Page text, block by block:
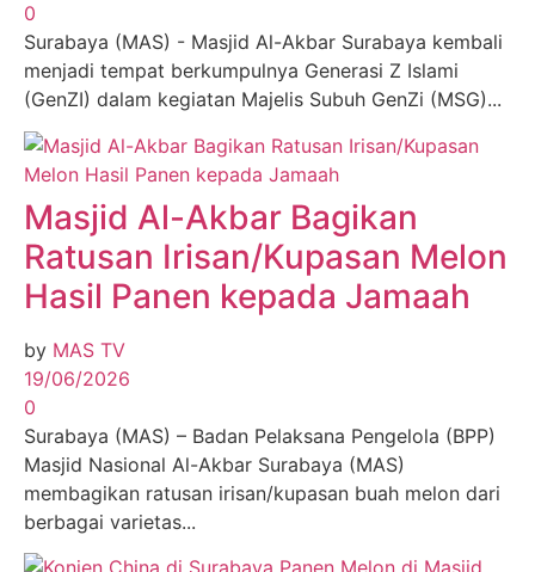
0
Surabaya (MAS) - Masjid Al-Akbar Surabaya kembali
menjadi tempat berkumpulnya Generasi Z Islami
(GenZI) dalam kegiatan Majelis Subuh GenZi (MSG)...
Masjid Al-Akbar Bagikan
Ratusan Irisan/Kupasan Melon
Hasil Panen kepada Jamaah
by MAS TV
19/06/2026
0
Surabaya (MAS) – Badan Pelaksana Pengelola (BPP)
Masjid Nasional Al-Akbar Surabaya (MAS)
membagikan ratusan irisan/kupasan buah melon dari
berbagai varietas...